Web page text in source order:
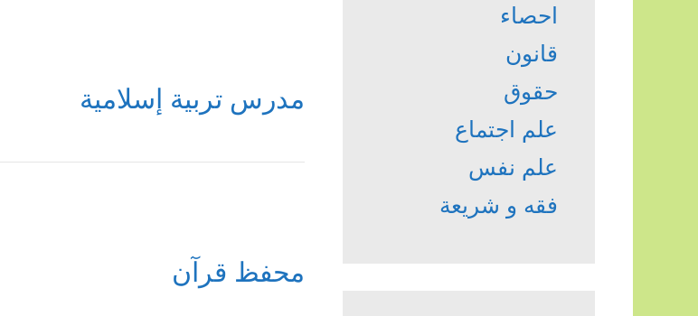
مدرس تربية إسلامية
محفظ قرآن
احصاء
قانون
حقوق
علم اجتماع
علم نفس
فقه و شريعة